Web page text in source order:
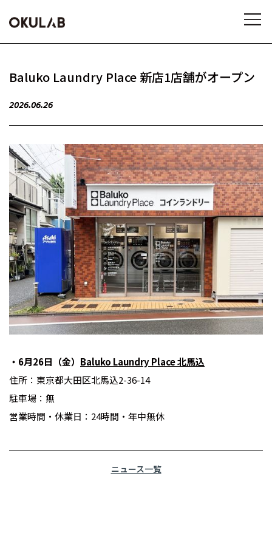
Baluko Laundry Place 新店1店舗がオープン
2026.06.26
・6月26日（金） Baluko Laundry Place 北馬込
住所：東京都大田区北馬込2-36-14
駐車場：無
営業時間・休業日：24時間・年中無休
ニュース一覧